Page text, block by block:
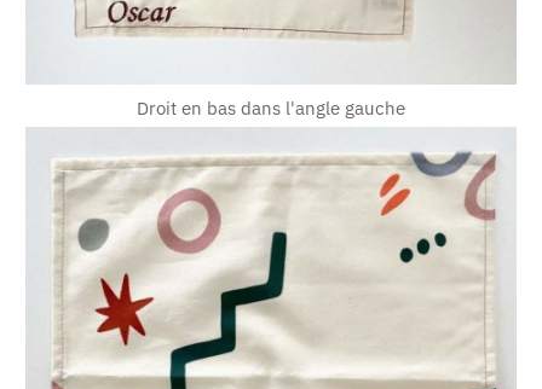
Droit en bas dans l'angle gauche